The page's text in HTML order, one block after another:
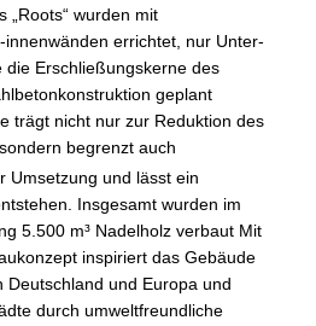
„Roots“ wurden mit
errichtet, nur Unter-
die Erschließungskerne des
geplant
trägt nicht nur zur Reduktion des
begrenzt auch
Umsetzung und lässt ein
Insgesamt wurden im
5.500 m³ Nadelholz verbaut Mit
inspiriert das Gebäude
Deutschland und Europa und
durch umweltfreundliche